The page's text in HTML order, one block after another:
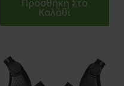
Προσθήκη Στο
Καλάθι